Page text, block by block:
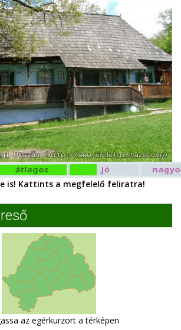
is! Kattints a megfelelő feliratra!
az egérkurzort a térképen